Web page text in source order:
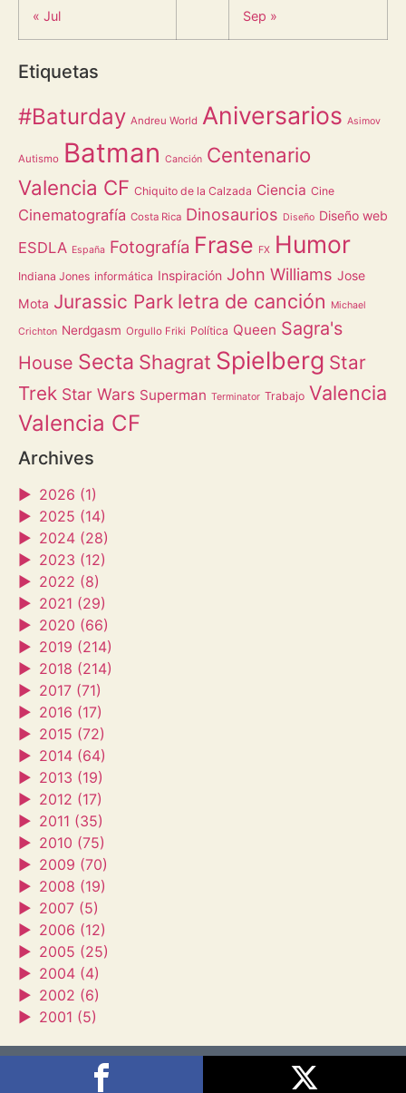
« Jul Sep »
Etiquetas
#Baturday Andreu World Aniversarios Asimov
Autismo Batman Canción Centenario
Valencia CF Chiquito de la Calzada Ciencia Cine
Cinematografía Costa Rica Dinosaurios Diseño Diseño web
ESDLA España Fotografía Frase FX Humor
Indiana Jones informática Inspiración John Williams Jose
Mota Jurassic Park letra de canción Michael
Crichton Nerdgasm Orgullo Friki Política Queen Sagra's
House Secta Shagrat Spielberg Star
Trek Star Wars Superman Terminator Trabajo Valencia
Valencia CF
Archives
► 2026 (1)
► 2025 (14)
► 2024 (28)
► 2023 (12)
► 2022 (8)
► 2021 (29)
► 2020 (66)
► 2019 (214)
► 2018 (214)
► 2017 (71)
► 2016 (17)
► 2015 (72)
► 2014 (64)
► 2013 (19)
► 2012 (17)
► 2011 (35)
► 2010 (75)
► 2009 (70)
► 2008 (19)
► 2007 (5)
► 2006 (12)
► 2005 (25)
► 2004 (4)
► 2002 (6)
► 2001 (5)
Sagra's House